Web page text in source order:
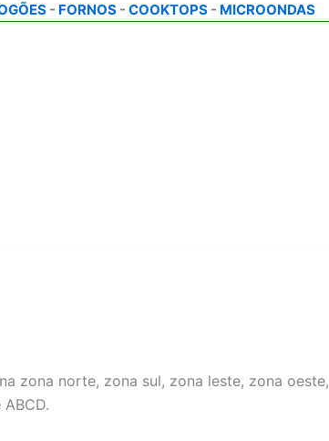
- FORNOS - COOKTOPS - MICROONDAS
zona norte, zona sul, zona leste, zona oeste,